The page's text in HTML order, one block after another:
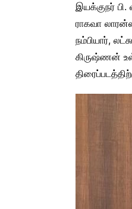
இயக்குநர் பி.
ராகவா
நம்பியார்,
கிருஷ்ணன்